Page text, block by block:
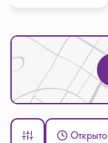
Открыто